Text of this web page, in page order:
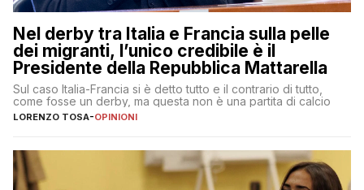
Nel derby tra Italia e Francia sulla pelle
dei migranti, l’unico credibile è il
Presidente della Repubblica Mattarella
Sul caso Italia-Francia si è detto tutto e il contrario di tutto,
come fosse un derby, ma questa non è una partita di calcio
LORENZO TOSA-OPINIONI